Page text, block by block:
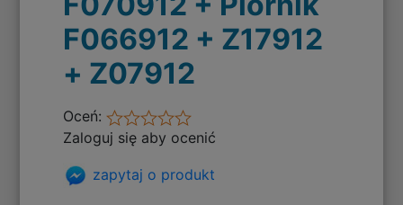
F066912 + Z17912
+ Z07912
Oceń:
Zaloguj się aby ocenić
zapytaj o produkt